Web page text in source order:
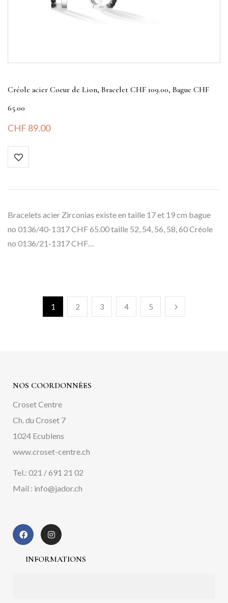
Créole acier Coeur de Lion, Bracelet CHF 109.00, Bague CHF
65.00
CHF 89.00
Bracelets acier Zirconias existe en taille 17 et 19 cm bague
no 0136/40-1317 CHF 65.00 taille 52, 54, 56, 58, 60 Créole
no 0136/21-1317 CHF…
1 2 3 4 5
NOS COORDONNÉES
Croset Centre
Ch. du Croset 7
1024 Ecublens
www.croset-centre.ch
Tel.: 021 / 691 21 02
Mail : info@jador.ch
INFORMATIONS